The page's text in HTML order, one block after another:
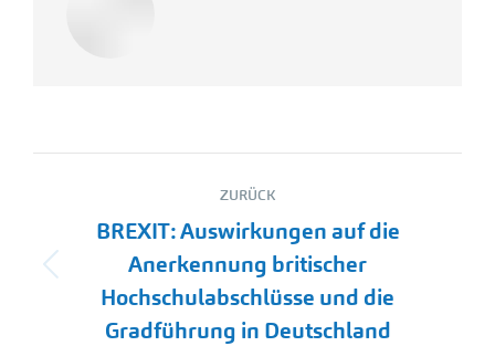
Kommentarnavigation
ZURÜCK
Vorheriger
Beitrag:
BREXIT: Auswirkungen auf die
Anerkennung britischer
Hochschulabschlüsse und die
Gradführung in Deutschland